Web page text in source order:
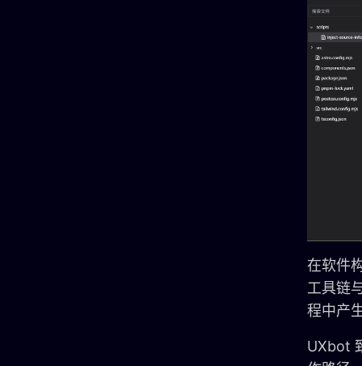
在软件
工具链
程中产
UXbot